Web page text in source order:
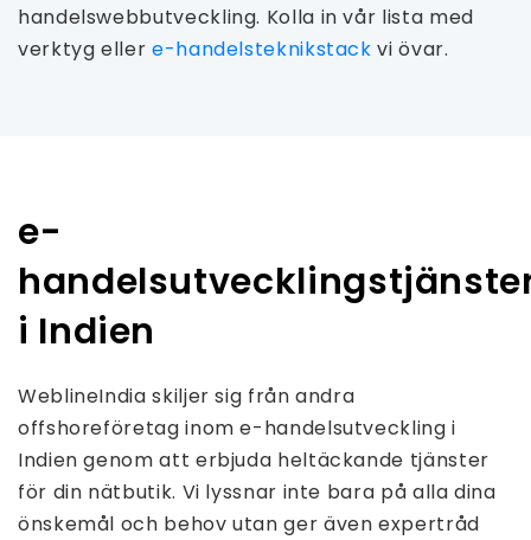
handelswebbutveckling. Kolla in vår lista med
verktyg eller e-handelsteknikstackvi övar.
e-
i Indien
WeblineIndia skiljer sig från andra
offshoreföretag inom e-handelsutveckling i
Indien genom att erbjuda heltäckande tjänster
för din nätbutik. Vi lyssnar inte bara på alla dina
önskemål och behov utan ger även expertråd